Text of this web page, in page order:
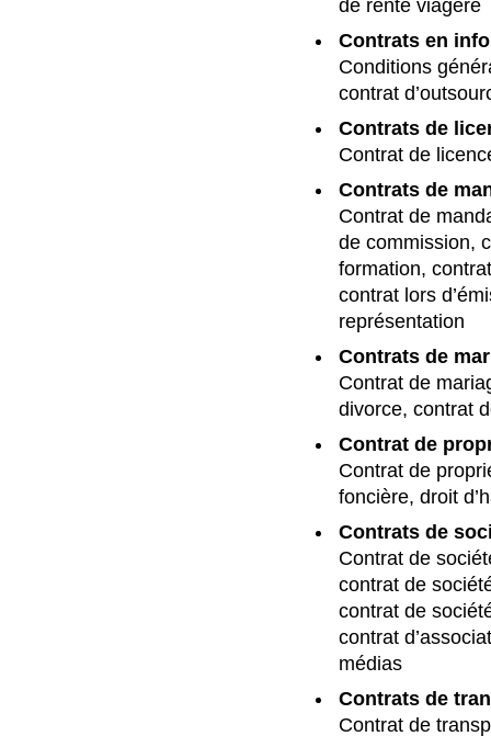
de rente viagère
Contrats en
Conditions
contrat
Contrats de
Contrat de
Contrats de
Contrat de
de commission,
formation,
contrat lors
représentation
Contrats de
Contrat de
divorce, contrat
Contrat de
Contrat de
foncière, droit
Contrats de
Contrat de
contrat de
contrat de
contrat
médias
Contrats de
Contrat de